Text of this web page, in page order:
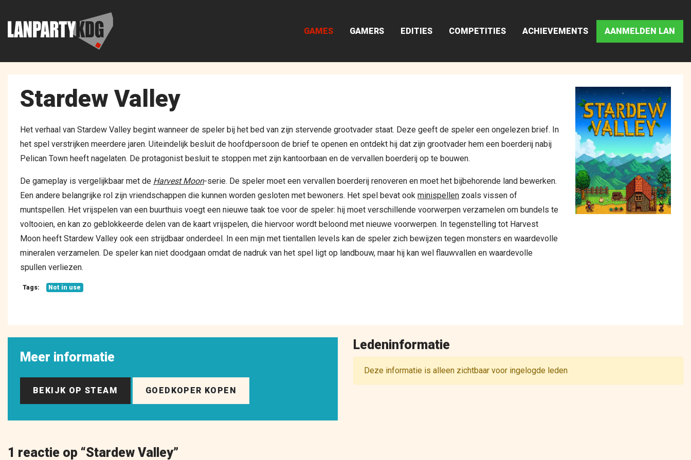
GAMES GAMERS EDITIES COMPETITIES ACHIEVEMENTS AANMELDEN LAN
Stardew Valley
Het verhaal van Stardew Valley begint wanneer de speler bij het bed van zijn stervende grootvader staat. Deze geeft de speler een ongelezen brief. In
het spel verstrijken meerdere jaren. Uiteindelijk besluit de hoofdpersoon de brief te openen en ontdekt hij dat zijn grootvader hem een boerderij nabij
Pelican Town heeft nagelaten. De protagonist besluit te stoppen met zijn kantoorbaan en de vervallen boerderij op te bouwen.
De gameplay is vergelijkbaar met de Harvest Moon-serie. De speler moet een vervallen boerderij renoveren en moet het bijbehorende land bewerken.
Een andere belangrijke rol zijn vriendschappen die kunnen worden gesloten met bewoners. Het spel bevat ook minispellen zoals vissen of
muntspellen. Het vrijspelen van een buurthuis voegt een nieuwe taak toe voor de speler: hij moet verschillende voorwerpen verzamelen om bundels te
voltooien, en kan zo geblokkeerde delen van de kaart vrijspelen, die hiervoor wordt beloond met nieuwe voorwerpen. In tegenstelling tot Harvest
Moon heeft Stardew Valley ook een strijdbaar onderdeel. In een mijn met tientallen levels kan de speler zich bewijzen tegen monsters en waardevolle
mineralen verzamelen. De speler kan niet doodgaan omdat de nadruk van het spel ligt op landbouw, maar hij kan wel flauwvallen en waardevolle
spullen verliezen.
Tags: Not in use
Meer informatie
BEKIJK OP STEAM GOEDKOPER KOPEN
Ledeninformatie
Deze informatie is alleen zichtbaar voor ingelogde leden
1 reactie op “Stardew Valley”